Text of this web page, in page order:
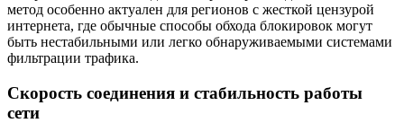
метод особенно актуален для регионов с жесткой цензурой
интернета, где обычные способы обхода блокировок могут
быть нестабильными или легко обнаруживаемыми системами
фильтрации трафика.
Скорость соединения и стабильность работы
сети